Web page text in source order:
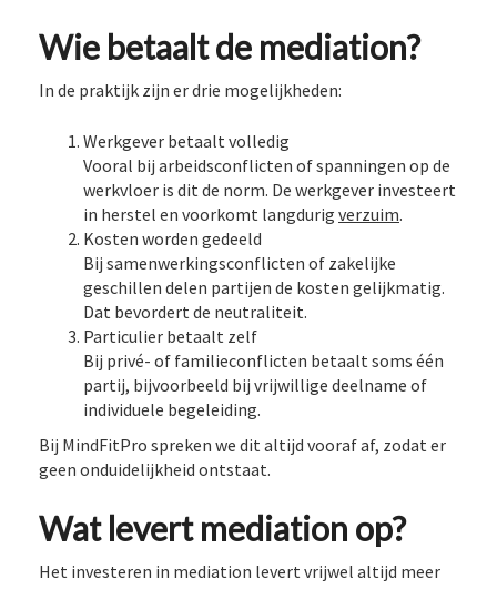
Wie betaalt de mediation?
In de praktijk zijn er drie mogelijkheden:
Werkgever betaalt volledig
Vooral bij arbeidsconflicten of spanningen op de
werkvloer is dit de norm. De werkgever investeert
in herstel en voorkomt langdurig verzuim.
Kosten worden gedeeld
Bij samenwerkingsconflicten of zakelijke
geschillen delen partijen de kosten gelijkmatig.
Dat bevordert de neutraliteit.
Particulier betaalt zelf
Bij privé- of familieconflicten betaalt soms één
partij, bijvoorbeeld bij vrijwillige deelname of
individuele begeleiding.
Bij MindFitPro spreken we dit altijd vooraf af, zodat er
geen onduidelijkheid ontstaat.
Wat levert mediation op?
Het investeren in mediation levert vrijwel altijd meer